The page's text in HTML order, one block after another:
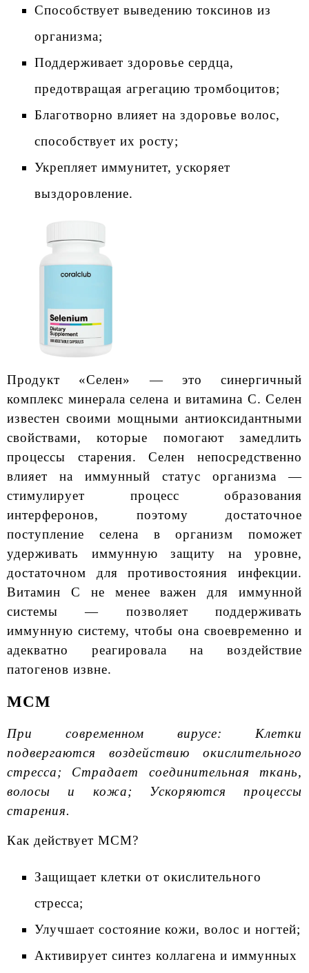
Способствует выведению токсинов из
организма;
Поддерживает здоровье сердца,
предотвращая агрегацию тромбоцитов;
Благотворно влияет на здоровье волос,
способствует их росту;
Укрепляет иммунитет, ускоряет
выздоровление.
Продукт «Селен» — это синергичный
комплекс минерала селена и витамина С. Селен
известен своими мощными антиоксидантными
свойствами, которые помогают замедлить
процессы старения. Селен непосредственно
влияет на иммунный статус организма —
стимулирует процесс образования
интерферонов, поэтому достаточное
поступление селена в организм поможет
удерживать иммунную защиту на уровне,
достаточном для противостояния инфекции.
Витамин С не менее важен для иммунной
системы — позволяет поддерживать
иммунную систему, чтобы она своевременно и
адекватно реагировала на воздействие
патогенов извне.
МСМ
При современном вирусе: Клетки
подвергаются воздействию окислительного
стресса; Страдает соединительная ткань,
волосы и кожа; Ускоряются процессы
старения.
Как действует МСМ?
Защищает клетки от окислительного
стресса;
Улучшает состояние кожи, волос и ногтей;
Активирует синтез коллагена и иммунных